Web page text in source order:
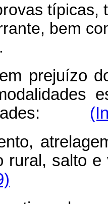
típicas,
bem
prejuízo
rural, salto